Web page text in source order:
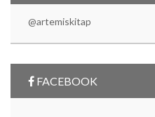
@artemiskitap
FACEBOOK